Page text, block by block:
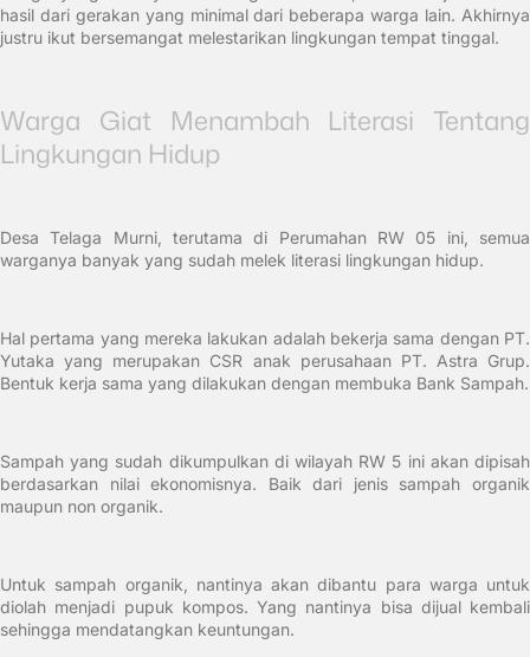
hasil dari gerakan yang minimal dari beberapa warga lain. Akhirnya
justru ikut bersemangat melestarikan lingkungan tempat tinggal.
Warga Giat Menambah Literasi Tentang
Lingkungan Hidup
Desa Telaga Murni, terutama di Perumahan RW 05 ini, semua
warganya banyak yang sudah melek literasi lingkungan hidup.
Hal pertama yang mereka lakukan adalah bekerja sama dengan PT.
Yutaka yang merupakan CSR anak perusahaan PT. Astra Grup.
Bentuk kerja sama yang dilakukan dengan membuka Bank Sampah.
Sampah yang sudah dikumpulkan di wilayah RW 5 ini akan dipisah
berdasarkan nilai ekonomisnya. Baik dari jenis sampah organik
maupun non organik.
Untuk sampah organik, nantinya akan dibantu para warga untuk
diolah menjadi pupuk kompos. Yang nantinya bisa dijual kembali
sehingga mendatangkan keuntungan.